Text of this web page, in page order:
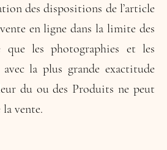
des dispositions de l’article
en ligne dans la limite des
que les photographies et les
la plus grande exactitude
du ou des Produits ne peut
vente.